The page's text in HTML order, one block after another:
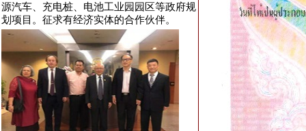
源汽车、充电桩、电池工业园园区等政府规
划项目。征求有经济实体的合作伙伴。